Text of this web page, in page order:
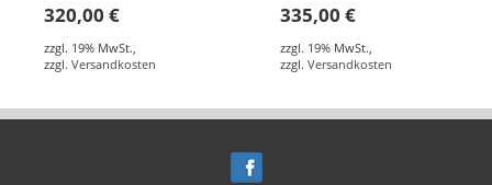
320,00 €
zzgl. 19% MwSt.
zzgl. Versandkosten
335,00 €
zzgl. 19% MwSt.
zzgl. Versandkosten